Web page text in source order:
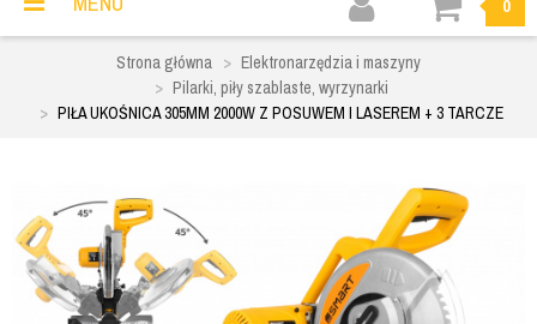
0
Strona główna
Elektronarzędzia i maszyny
Pilarki, piły szablaste, wyrzynarki
PIŁA UKOŚNICA 305MM 2000W Z POSUWEM I LASEREM + 3 TARCZE